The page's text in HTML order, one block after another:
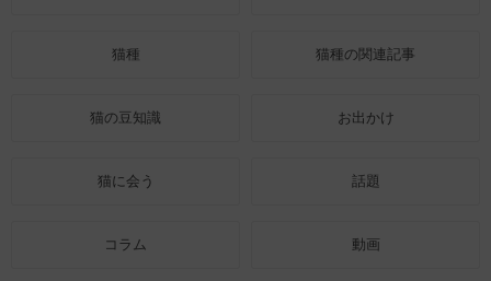
猫種 猫種の関連記事
猫の豆知識 お出かけ
猫に会う 話題
コラム 動画